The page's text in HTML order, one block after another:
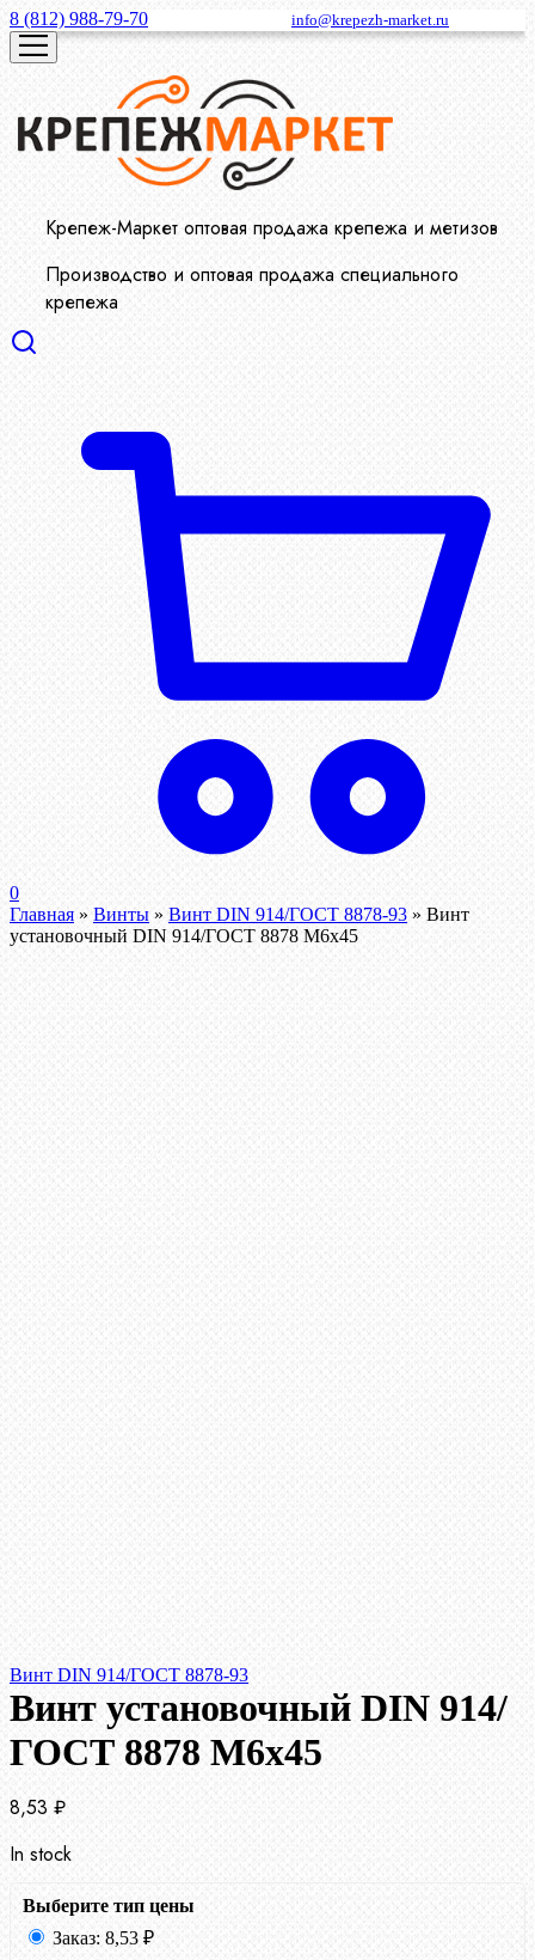
8 (812) 988-79-70 info@krepezh-market.ru
Крепеж-Маркет оптовая продажа крепежа и метизов
Производство и оптовая продажа специального
крепежа
0
Главная » Винты » Винт DIN 914/ГОСТ 8878-93 » Винт
установочный DIN 914/ГОСТ 8878 M6x45
Винт DIN 914/ГОСТ 8878-93
Винт установочный DIN 914/
ГОСТ 8878 M6x45
8,53 ₽
In stock
Выберите тип цены
Заказ: 8,53 ₽